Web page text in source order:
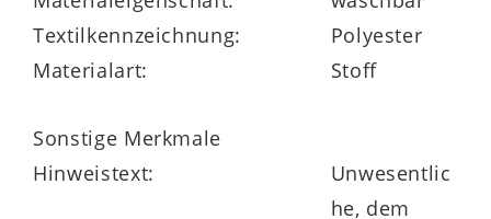
serienmäßig in vielen Größen lieferbar
auch Überlängen und
Textilkennzeichnung:
Polyester
Materialart:
Stoff
Sonstige Merkmale
Hinweistext:
Unwesentlic
he, dem